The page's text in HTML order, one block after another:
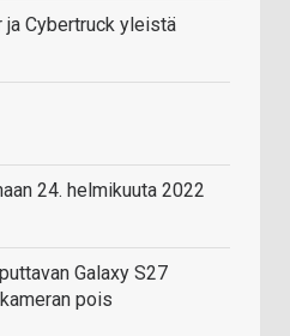
ja Cybertruck yleistä
24. helmikuuta 2022
Galaxy S27
pois